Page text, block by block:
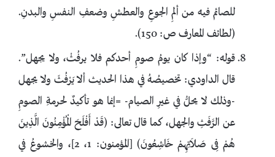
للصائم فيه من ألمِ الجوعِ والعطشِ وضعفِ النفسِ والبدنِ.
(لطائف المعارف ص: 150).
قوله: “وإذا كان يومُ صومِ أحدكم فلا يرفُثْ، ولا يجهل”.
قال الداودي: تخصيصُهُ في هذا الحديث ألا يَرْفُثَ ولا يجهل
-وذلك لا يحلُّ في غيرِ الصيام- =إنما هو تأكيدٌ لحرمةِ الصومِ
عن الرَّفَثِ والجهل، كما قال تعالى: (قَدْ أَفْلَحَ الْمُؤْمِنُونَ الَّذِينَ
هُمْ فِى صَلاَتِهِمْ خَاشِعُونَ) [المؤمنون: 1، 2]، والخشوعُ في